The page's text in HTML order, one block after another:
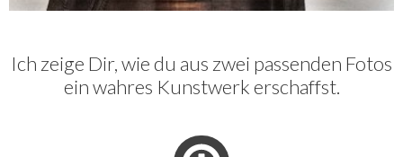
Ich zeige Dir, wie du aus zwei passenden Fotos
ein wahres Kunstwerk erschaffst.